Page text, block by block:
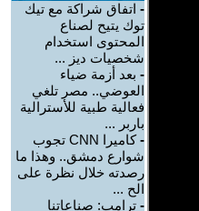
- اتفاق شراكة مع تيك
توك يتيح لصناع
المحتوى استخدام
شخصيات ديز ...
- بعد أزمة ضياء
العوضي.. مصر تلغي
فعالية طبية للأسترالية
باربر ...
-
كاميرا CNN تجوب
شوارع دمشق.. وهذا ما
رصدته خلال نظرة على
الح ...
- ترامب: صناعاتنا